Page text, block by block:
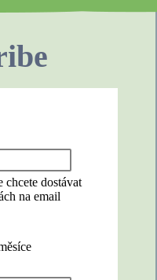
dostávat
na email